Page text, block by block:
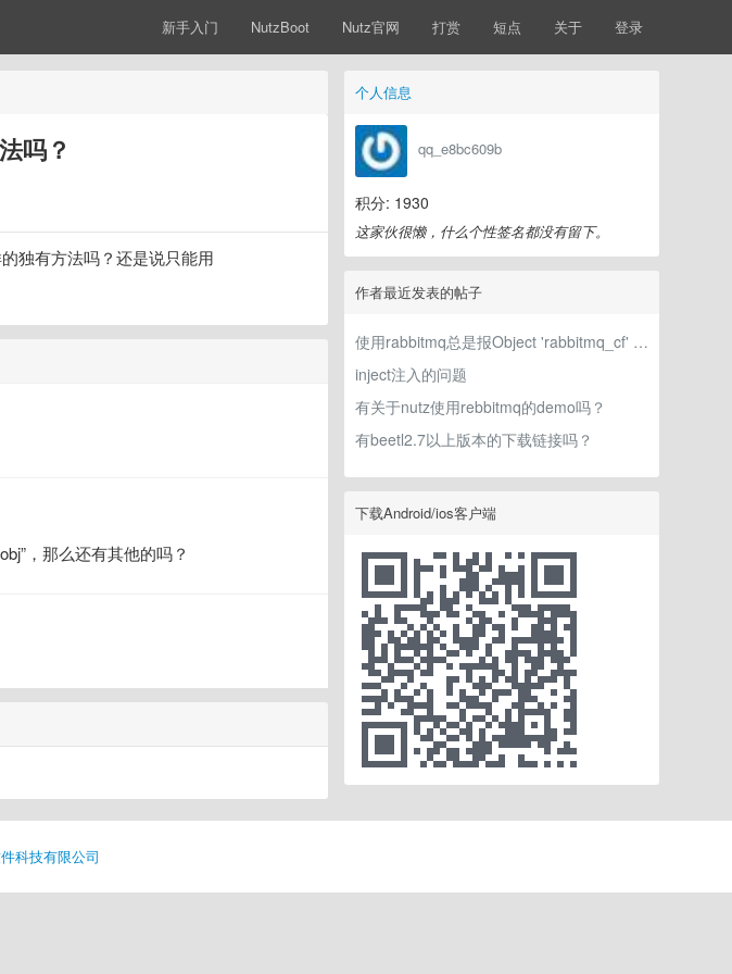
新手入门 NutzBoot Nutz官网 打赏 短点 关于 登录
个人信息
qq_e8bc609b
积分: 1930
这家伙很懒，什么个性签名都没有留下。
作者最近发表的帖子
使用rabbitmq总是报Object 'rabbitmq_cf' without define!错误
inject注入的问题
有关于nutz使用rebbitmq的demo吗？
有beetl2.7以上版本的下载链接吗？
下载Android/ios客户端
吗？
独有方法吗？还是说只能用
，那么还有其他的吗？
科技有限公司